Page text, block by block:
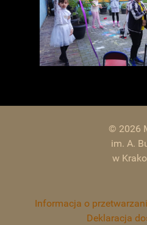
© 2026
im. A.
w
Informacja o
Deklaracja